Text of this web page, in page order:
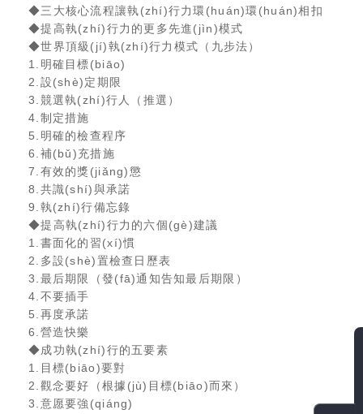
◆三大核心流程讓執(zhí)行力環(huán)環(huán)相扣
◆提高執(zhí)行力的更多先進(jìn)模式
◆世界頂級(jí)執(zhí)行力模式（九步法）
1.明確目標(biāo)
2.設(shè)定期限
3.競選執(zhí)行人（推選）
4.制定措施
5.明確的檢查程序
6.補(bǔ)充措施
7.有效的獎(jiǎng)懲
8.共識(shí)與承諾
9.執(zhí)行備忘錄
◆提高執(zhí)行力的六個(gè)建議
1.書面化的習(xí)慣
2.多設(shè)置檢查日歷表
3.最后期限（發(fā)通知告知最后期限）
4.不要插手
5.再度承諾
6.營造快樂
◆成功執(zhí)行的五要素
1.目標(biāo)要對
2.觀念要好（根據(jù)目標(biāo)而來）
3.意愿要強(qiáng)